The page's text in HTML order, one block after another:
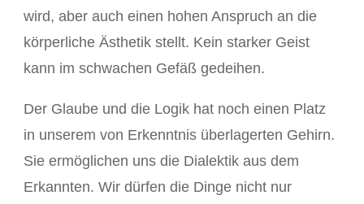
wird, aber auch einen hohen Anspruch an die
körperliche Ästhetik stellt. Kein starker Geist
kann im schwachen Gefäß gedeihen.
Der Glaube und die Logik hat noch einen Platz
in unserem von Erkenntnis überlagerten Gehirn.
Sie ermöglichen uns die Dialektik aus dem
Erkannten. Wir dürfen die Dinge nicht nur